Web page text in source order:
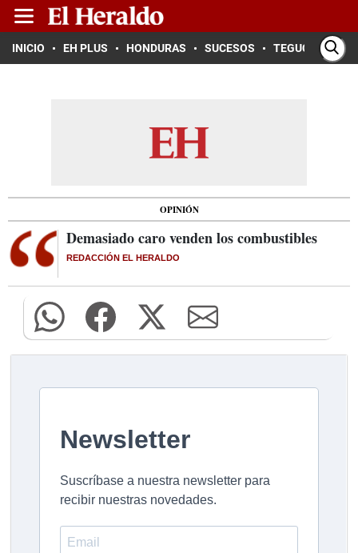
INICIO EH PLUS HONDURAS SUCESOS TEGUCIGALPA
OPINIÓN
Demasiado caro venden los combustibles
REDACCIÓN EL HERALDO